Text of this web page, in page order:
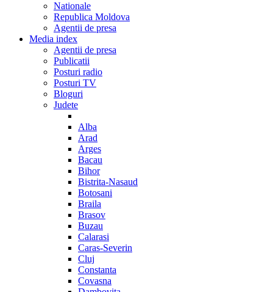
Nationale
Republica Moldova
Agentii de presa
Media index
Agentii de presa
Publicatii
Posturi radio
Posturi TV
Bloguri
Judete
Alba
Arad
Arges
Bacau
Bihor
Bistrita-Nasaud
Botosani
Braila
Brasov
Buzau
Calarasi
Caras-Severin
Cluj
Constanta
Covasna